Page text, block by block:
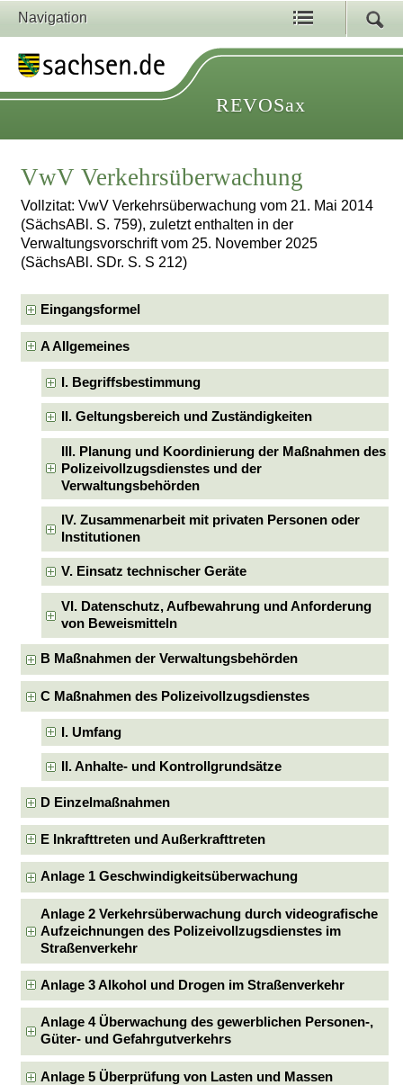
Navigation
REVOSax
VwV Verkehrsüberwachung
Vollzitat: VwV Verkehrsüberwachung vom 21. Mai 2014
(SächsABl. S. 759), zuletzt enthalten in der
Verwaltungsvorschrift vom 25. November 2025
(SächsABl. SDr. S. S 212)
Eingangsformel
A Allgemeines
I. Begriffsbestimmung
II. Geltungsbereich und Zuständigkeiten
III. Planung und Koordinierung der Maßnahmen des
Polizeivollzugsdienstes und der
Verwaltungsbehörden
IV. Zusammenarbeit mit privaten Personen oder
Institutionen
V. Einsatz technischer Geräte
VI. Datenschutz, Aufbewahrung und Anforderung
von Beweismitteln
B Maßnahmen der Verwaltungsbehörden
C Maßnahmen des Polizeivollzugsdienstes
I. Umfang
II. Anhalte- und Kontrollgrundsätze
D Einzelmaßnahmen
E Inkrafttreten und Außerkrafttreten
Anlage 1 Geschwindigkeitsüberwachung
Anlage 2 Verkehrsüberwachung durch videografische
Aufzeichnungen des Polizeivollzugsdienstes im
Straßenverkehr
Anlage 3 Alkohol und Drogen im Straßenverkehr
Anlage 4 Überwachung des gewerblichen Personen-,
Güter- und Gefahrgutverkehrs
Anlage 5 Überprüfung von Lasten und Massen